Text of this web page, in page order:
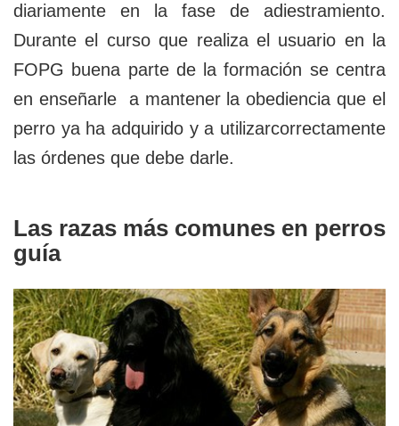
diariamente en la fase de adiestramiento.
Durante el curso que realiza el usuario en la
FOPG buena parte de la formación se centra
en enseñarle a mantener la obediencia que el
perro ya ha adquirido y a utilizarcorrectamente
las órdenes que debe darle.
Las razas más comunes en perros
guía